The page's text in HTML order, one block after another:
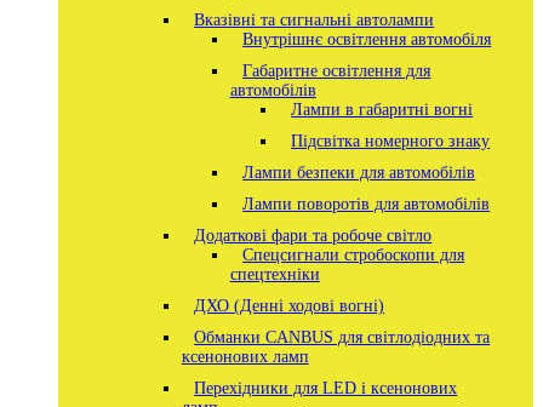
Вказівні та сигнальні автолампи
Внутрішнє освітлення автомобіля
Габаритне освітлення для
автомобілів
Лампи в габаритні вогні
Підсвітка номерного знаку
Лампи безпеки для автомобілів
Лампи поворотів для автомобілів
Додаткові фари та робоче світло
Спецсигнали стробоскопи для
спецтехніки
ДХО (Денні ходові вогні)
Обманки CANBUS для світлодіодних та
ксенонових ламп
Перехідники для LED і ксенонових